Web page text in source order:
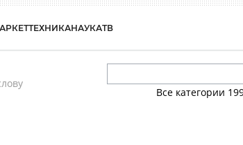
ТЕХНИКАНАУКАТВ
Все категории